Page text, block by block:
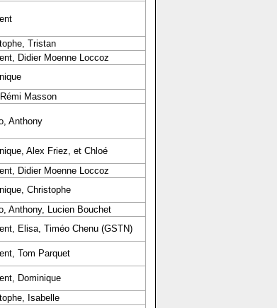
Tristan
Didier Moenne Loccoz
Masson
Anthony
Alex Friez, et Chloé
Didier Moenne Loccoz
Christophe
Anthony, Lucien Bouchet
Elisa, Timéo Chenu (GSTN)
Tom Parquet
Dominique
Isabelle